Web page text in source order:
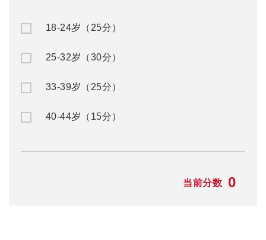
18-24岁（25分）
25-32岁（30分）
33-39岁（25分）
40-44岁（15分）
当前分数 0